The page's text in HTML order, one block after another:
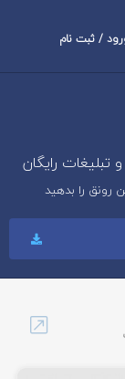
/ ثبت نام
تبلیغات رایگان
رونق را بدهید